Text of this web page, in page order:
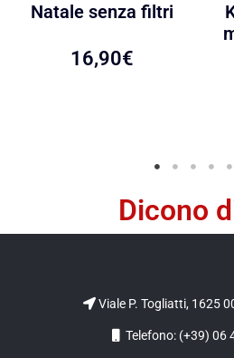
Natale senza filtri
16,90€
Dicono
Viale P. Togliatti, 1625
Telefono: (+39) 06